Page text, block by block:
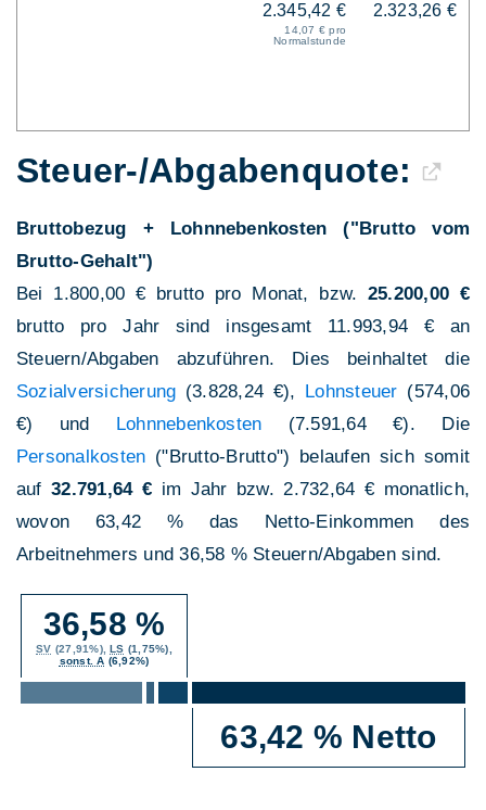
2.345,42 €
14,07 € pro
Normalstunde
2.323,26 €
Steuer-/Abgaben­quote:
Bruttobezug + Lohnnebenkosten ("Brutto vom
Brutto-Gehalt")
Bei 1.800,00 € brutto pro Monat, bzw. 25.200,00 €
brutto pro Jahr sind insgesamt 11.993,94 € an
Steuern/Abgaben abzuführen. Dies beinhaltet die
Sozialversicherung (3.828,24 €), Lohnsteuer (574,06
€) und
Lohnnebenkosten (7.591,64 €). Die
Personalkosten ("Brutto-Brutto") belaufen sich somit
auf32.791,64 € im Jahr bzw. 2.732,64 € monatlich,
wovon 63,42 % das Netto-Einkommen des
Arbeitnehmers und 36,58 % Steuern/Abgaben sind.
36,58 %
SV (27,91%),LS (1,75%),
sonst. A (6,92%)
63,42 % Netto